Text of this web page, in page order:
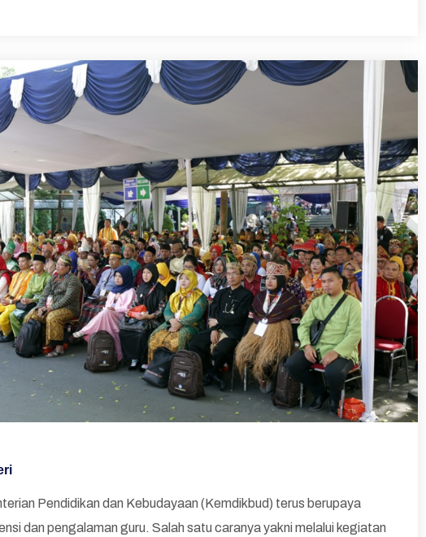
Pendidikan dan Kebudayaan (Kemdikbud) terus berupaya
dan pengalaman guru. Salah satu caranya yakni melalui kegiatan